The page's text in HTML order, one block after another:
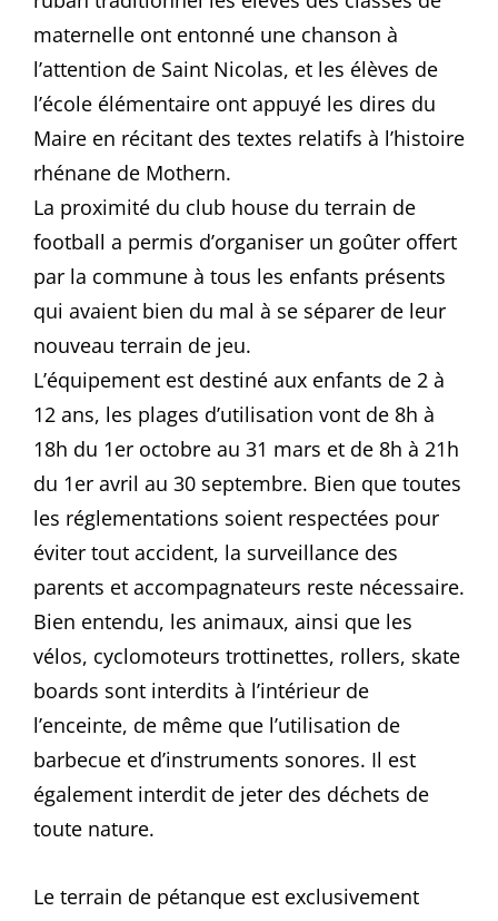
maternelle ont entonné une chanson à
l’attention de Saint Nicolas, et les élèves de
l’école élémentaire ont appuyé les dires du
Maire en récitant des textes relatifs à l’histoire
rhénane de Mothern.
La proximité du club house du terrain de
football a permis d’organiser un goûter offert
par la commune à tous les enfants présents
qui avaient bien du mal à se séparer de leur
nouveau terrain de jeu.
L’équipement est destiné aux enfants de 2 à
12 ans, les plages d’utilisation vont de 8h à
18h du 1er octobre au 31 mars et de 8h à 21h
du 1er avril au 30 septembre. Bien que toutes
les réglementations soient respectées pour
éviter tout accident, la surveillance des
parents et accompagnateurs reste nécessaire.
Bien entendu, les animaux, ainsi que les
vélos, cyclomoteurs trottinettes, rollers, skate
boards sont interdits à l’intérieur de
l’enceinte, de même que l’utilisation de
barbecue et d’instruments sonores. Il est
également interdit de jeter des déchets de
toute nature.
Le terrain de pétanque est exclusivement